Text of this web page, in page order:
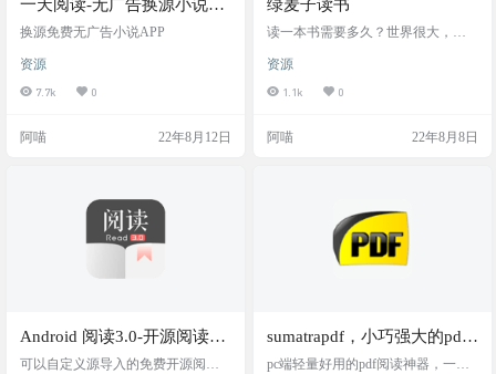
一天阅读-无广告换源小说阅
读器
换源免费无广告小说APP
资源
7.7k 0
阿喵 22年8月12日
绿麦子读书
读一本书需要多久？世界很大，而
大家分享一个读书的网站，界面清
爽，基本没有太多广告。 网站介绍
主要说读书部分： 清爽简明的读书
网页端也有APP的体验 很多名著，
古籍都有上传，而小说部分是经典
小说，而不是网络小说。 像下面…
资源
1.1k 0
阿喵 22年8月8日
Android 阅读3.0-开源阅读，
legado，安卓上体验最好的
可以自定义源导入的免费开源阅读
sumatrapdf，小巧强大的pdf
阅读器，极度流畅
pc端轻量好用的pdf阅读神器，一款